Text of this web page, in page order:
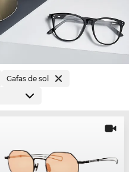
Gafas de sol